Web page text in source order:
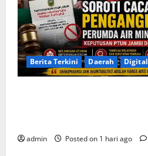
Berita Terkini Daerah Digital
admin Posted on 1 hari ago